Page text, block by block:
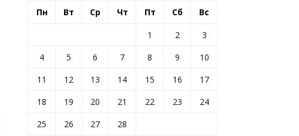
Пн Вт Ср Чт Пт Сб Вс
1 2
3
4
5 6 7 8 9
10
11
12 13 14 15 16
17
18
19 20 21 22 23
24
25
26 27
28